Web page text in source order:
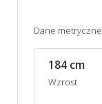
Dane metryczne
184 cm
Wzrost